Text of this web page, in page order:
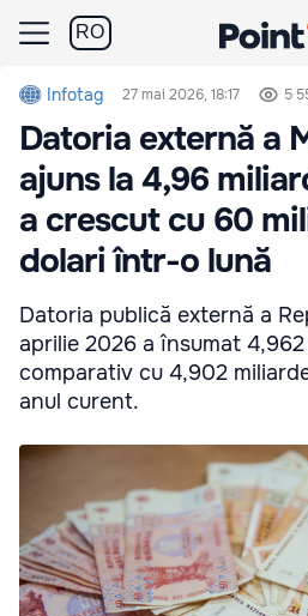
RO
Infotag 27 mai 2026, 18:17 5
Datoria externă a
ajuns la 4,96
a crescut cu 60
dolari într-o lună
Datoria publică externă a
aprilie 2026 a însumat
comparativ cu 4,902
anul curent.